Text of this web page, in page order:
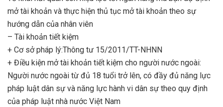
mở tài khoản và thực hiện thủ tục mở tài khoản theo sự
hướng dẫn của nhân viên
– Tài khoản tiết kiệm
+ Cơ sở pháp lý:Thông tư 15/2011/TT-NHNN
+ Điều kiện mở tài khoản tiết kiệm cho người nước ngoài:
Người nước ngoài từ đủ 18 tuổi trở lên, có đầy đủ năng lực
pháp luật dân sự và năng lực hành vi dân sự theo quy định
của pháp luật nhà nước Việt Nam